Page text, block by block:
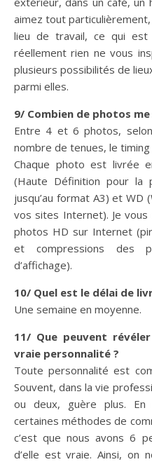
aimez tout
lieu de travail, ce qui
réellement rien ne vous
plusieurs possibilités de
parmi elles.
9/ Combien de photos
Entre 4 et 6 photos,
nombre de tenues, le
Chaque photo est livrée
(Haute Définition pour la
jusqu’au format A3) et
vos sites Internet). Je
photos HD sur Internet
et compressions des
d’affichage).
10/ Quel est le délai de
Une semaine en moyenne.
11/ Que peuvent
vraie personnalité ?
Toute personnalité est
Souvent, dans la vie
ou deux, guère plus.
certaines méthodes de
c’est que nous avons 6
d’elle est vraie. Ainsi, on